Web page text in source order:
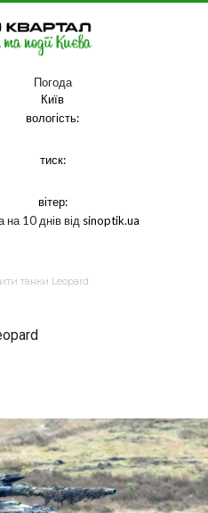
Погода
Київ
вологість:
тиск:
вітер:
на 10 днів від sinoptik.ua
танки Leopard